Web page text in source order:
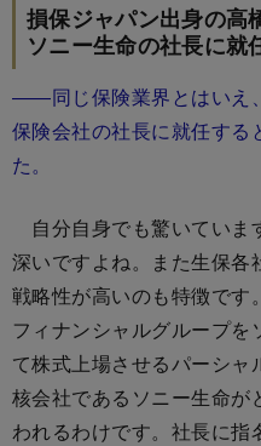
損保ジャパン出身の高
ソニー生命の社長に就
――同じ保険業界とはいえ
保険会社の社長に就任する
た。
自分自身でも驚いていま
深いですよね。また生保各
戦略性が高いのも特徴です
フィナンシャルグループ
て株式上場させるパーシャ
核会社であるソニー生命が
われるわけです。社長に指